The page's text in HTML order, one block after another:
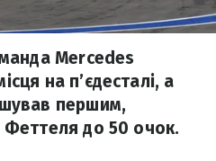
Mercedes
на п’єдесталі, а
першим,
Феттеля до 50 очок.